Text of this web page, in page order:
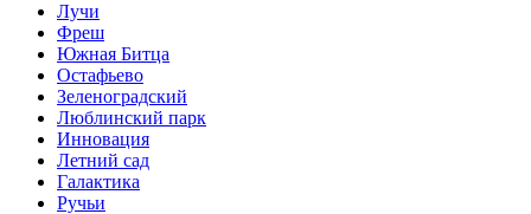
Лучи
Фреш
Южная Битца
Остафьево
Зеленоградский
Люблинский парк
Инновация
Летний сад
Галактика
Ручьи